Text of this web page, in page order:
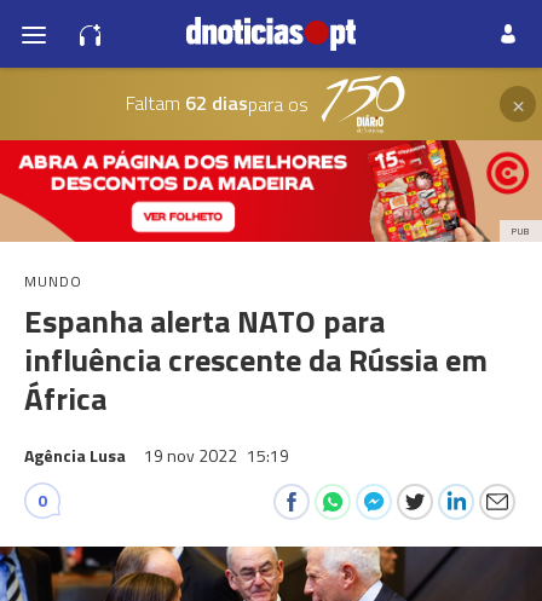
Faltam 62 diaspara os ×
PUB
MUNDO
Espanha alerta NATO para
influência crescente da Rússia em
África
Agência Lusa 19 nov 2022 15:19
0